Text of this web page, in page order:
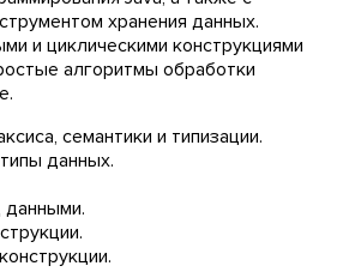
хранения данных.
и циклическими конструкциями
алгоритмы обработки
семантики и типизации.
данных.
данными.